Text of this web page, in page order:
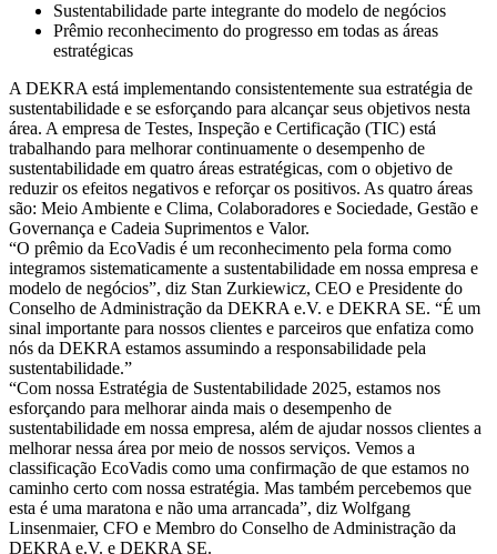
Sustentabilidade parte integrante do modelo de negócios
Prêmio reconhecimento do progresso em todas as áreas
estratégicas
A DEKRA está implementando consistentemente sua estratégia de
sustentabilidade e se esforçando para alcançar seus objetivos nesta
área. A empresa de Testes, Inspeção e Certificação (TIC) está
trabalhando para melhorar continuamente o desempenho de
sustentabilidade em quatro áreas estratégicas, com o objetivo de
reduzir os efeitos negativos e reforçar os positivos. As quatro áreas
são: Meio Ambiente e Clima, Colaboradores e Sociedade, Gestão e
Governança e Cadeia Suprimentos e Valor.
“O prêmio da EcoVadis é um reconhecimento pela forma como
integramos sistematicamente a sustentabilidade em nossa empresa e
modelo de negócios”, diz Stan Zurkiewicz, CEO e Presidente do
Conselho de Administração da DEKRA e.V. e DEKRA SE. “É um
sinal importante para nossos clientes e parceiros que enfatiza como
nós da DEKRA estamos assumindo a responsabilidade pela
sustentabilidade.”
“Com nossa Estratégia de Sustentabilidade 2025, estamos nos
esforçando para melhorar ainda mais o desempenho de
sustentabilidade em nossa empresa, além de ajudar nossos clientes a
melhorar nessa área por meio de nossos serviços. Vemos a
classificação EcoVadis como uma confirmação de que estamos no
caminho certo com nossa estratégia. Mas também percebemos que
esta é uma maratona e não uma arrancada”, diz Wolfgang
Linsenmaier, CFO e Membro do Conselho de Administração da
DEKRA e.V. e DEKRA SE.